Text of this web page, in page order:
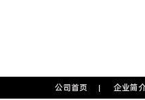
公司首页 | 企业简